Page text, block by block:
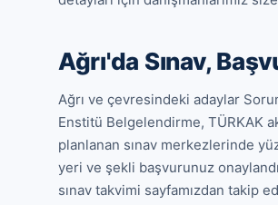
Ağrı'da Sınav,
Ağrı ve çevresindeki adaylar
Enstitü Belgelendirme, TÜRKAK
planlanan sınav merkezlerinde
yeri ve şekli başvurunuz
sınav takvimi sayfamızdan takip